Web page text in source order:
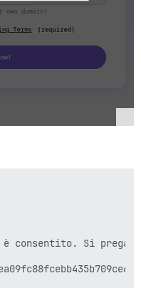
consentito. Si prega